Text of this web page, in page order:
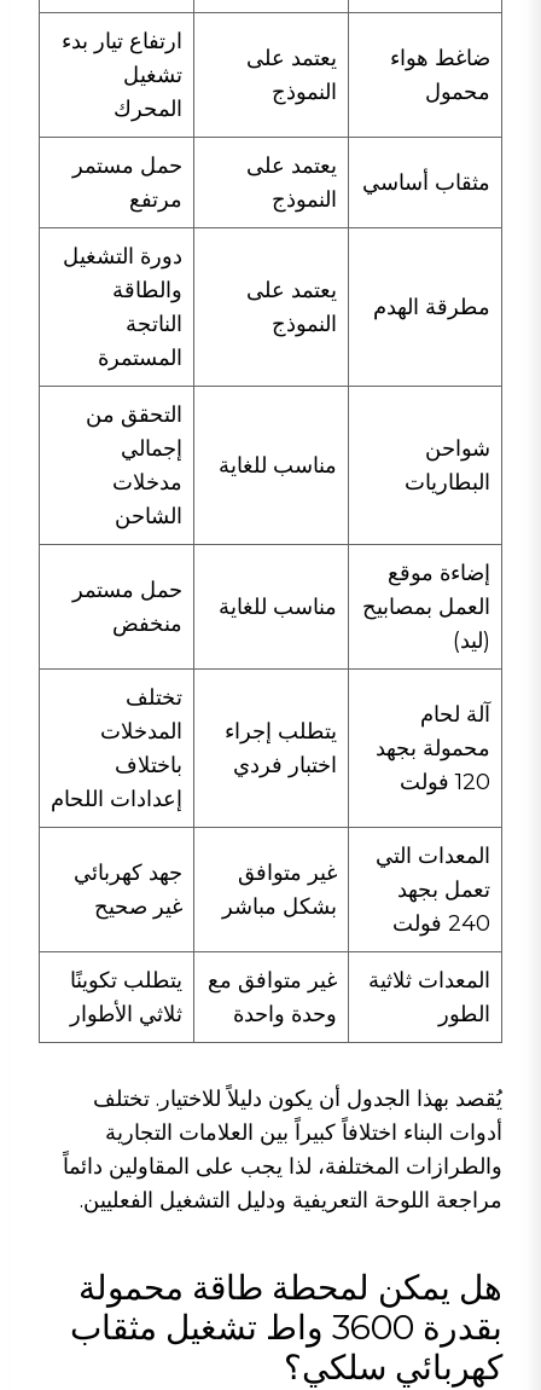
ضاغط هواء
محمول
يعتمد على
النموذج
ارتفاع تيار بدء
تشغيل
المحرك
مثقاب أساسي
يعتمد على
النموذج
حمل مستمر
مرتفع
مطرقة الهدم
يعتمد على
النموذج
دورة التشغيل
والطاقة
الناتجة
المستمرة
شواحن
البطاريات
مناسب للغاية
التحقق من
إجمالي
مدخلات
الشاحن
إضاءة موقع
العمل بمصابيح
(ليد)
مناسب للغاية
حمل مستمر
منخفض
آلة لحام
محمولة بجهد
120 فولت
يتطلب إجراء
اختبار فردي
تختلف
المدخلات
باختلاف
إعدادات اللحام
المعدات التي
تعمل بجهد
240 فولت
غير متوافق
بشكل مباشر
جهد كهربائي
غير صحيح
المعدات ثلاثية
الطور
غير متوافق مع
وحدة واحدة
يتطلب تكوينًا
ثلاثي الأطوار
يُقصد بهذا الجدول أن يكون دليلاً للاختيار. تختلف
أدوات البناء اختلافاً كبيراً بين العلامات التجارية
والطرازات المختلفة، لذا يجب على المقاولين دائماً
مراجعة اللوحة التعريفية ودليل التشغيل الفعليين.
هل يمكن لمحطة طاقة محمولة
بقدرة 3600 واط تشغيل مثقاب
كهربائي سلكي؟